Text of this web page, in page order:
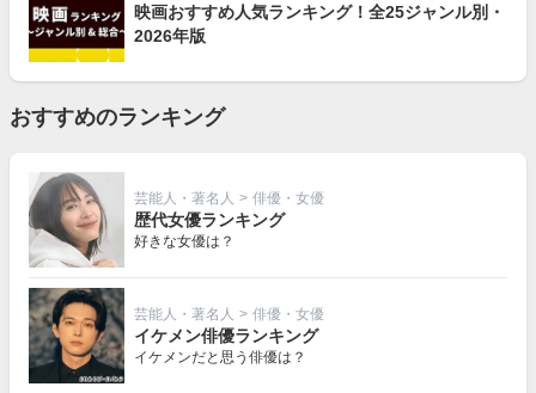
映画おすすめ人気ランキング！全25ジャンル別・
2026年版
おすすめのランキング
芸能人・著名人 > 俳優・女優
歴代女優ランキング
好きな女優は？
芸能人・著名人 > 俳優・女優
イケメン俳優ランキング
イケメンだと思う俳優は？